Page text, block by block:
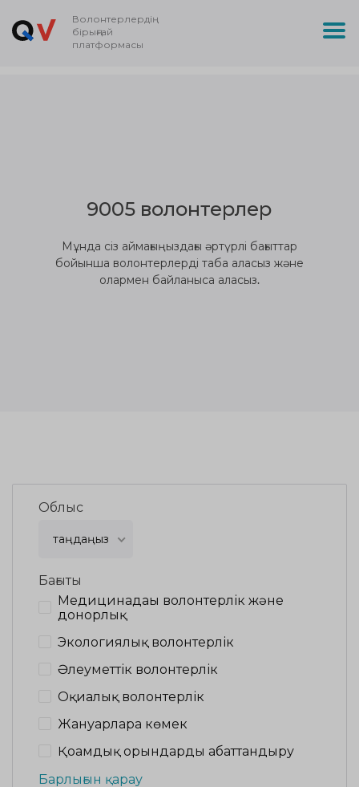
Волонтерлердің
бірыңғай
платформасы
9005 волонтерлер
Мұнда сіз аймағыңыздағы әртүрлі бағыттар
бойынша волонтерлерді таба аласыз және
олармен байланыса аласыз.
Облыс
таңдаңыз
Бағыты
Медицинадағы волонтерлік және
донорлық
Экологиялық волонтерлік
Әлеуметтік волонтерлік
Оқиғалық волонтерлік
Жануарларға көмек
Қоғамдық орындарды абаттандыру
Барлығын қарау